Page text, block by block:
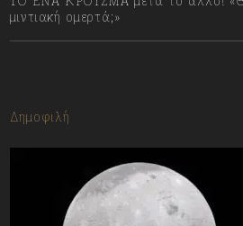
μιντιακή ομερτά;»
Δημοφιλή